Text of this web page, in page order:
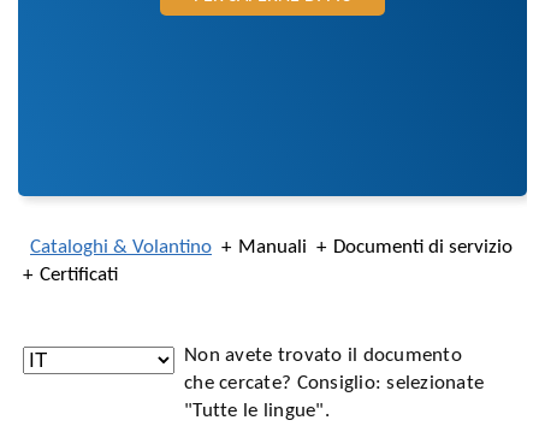
Cataloghi & Volantino Manuali
Documenti di servizio
Certificati
Non avete trovato il documento
che cercate? Consiglio: selezionate
"Tutte le lingue".